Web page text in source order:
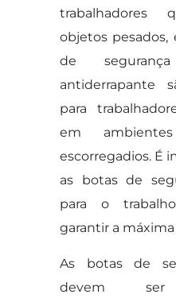
objetos
de
antiderrapante
para
em
escorregadios. É
as botas de
para o
garantir a
As botas de
devem ser